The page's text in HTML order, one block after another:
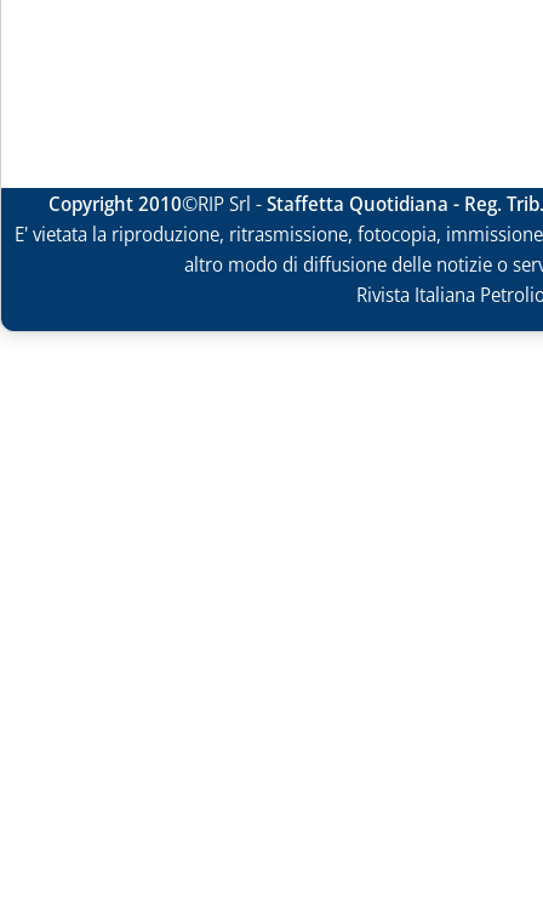
Copyright 2010©RIP Srl -Staffetta Quotidiana - Reg.
E' vietata la riproduzione, ritrasmissione, fotocopia,
altro modo di diffusione delle notizie o
Rivista Italiana